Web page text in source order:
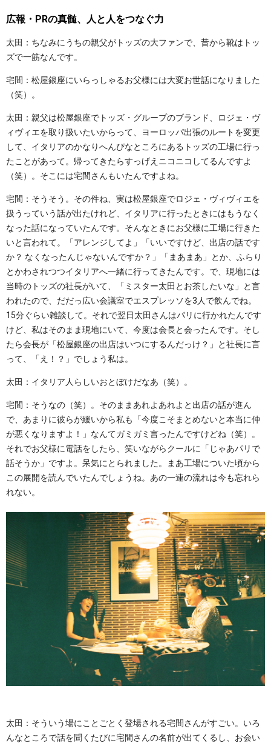
広報・PRの真髄、人と人をつなぐ力
太田：ちなみにうちの親父がトッズの大ファンで、昔から靴はトッ
ズで一筋なんです。
宅間：松屋銀座にいらっしゃるお父様には大変お世話になりました
（笑）。
太田：親父は松屋銀座でトッズ・グループのブランド、ロジェ・ヴ
ィヴィエを取り扱いたいからって、ヨーロッパ出張のルートを変更
して、イタリアのかなりへんぴなところにあるトッズの工場に行っ
たことがあって。帰ってきたらすっげえニコニコしてるんですよ
（笑）。そこには宅間さんもいたんですよね。
宅間：そうそう。その件ね、実は松屋銀座でロジェ・ヴィヴィエを
扱うっていう話が出たけれど、イタリアに行ったときにはもうなく
なった話になっていたんです。そんなときにお父様に工場に行きた
いと言われて。「アレンジしてよ」「いいですけど、出店の話です
か？ なくなったんじゃないんですか？」「まあまあ」とか、ふらり
とかわされつつイタリアへ一緒に行ってきたんです。で、現地には
当時のトッズの社長がいて、「ミスター太田とお茶したいな」と言
われたので、だだっ広い会議室でエスプレッソを3人で飲んでね。
15分ぐらい雑談して。それで翌日太田さんはパリに行かれたんです
けど、私はそのまま現地にいて、今度は会長と会ったんです。そし
たら会長が「松屋銀座の出店はいつにするんだっけ？」と社長に言
って、「え！？」でしょう私は。
太田：イタリア人らしいおとぼけだなあ（笑）。
宅間：そうなの（笑）。そのままあれよあれよと出店の話が進ん
で、あまりに彼らが緩いから私も「今度こそまとめないと本当に仲
が悪くなりますよ！」なんてガミガミ言ったんですけどね（笑）。
それでお父様に電話をしたら、笑いながらクールに「じゃあパリで
話そうか」ですよ。呆気にとられました。まあ工場についた頃から
この展開を読んでいたんでしょうね。あの一連の流れは今も忘れら
れない。
太田：そういう場にことごとく登場される宅間さんがすごい。いろ
んなところで話を聞くたびに宅間さんの名前が出てくるし、お会い